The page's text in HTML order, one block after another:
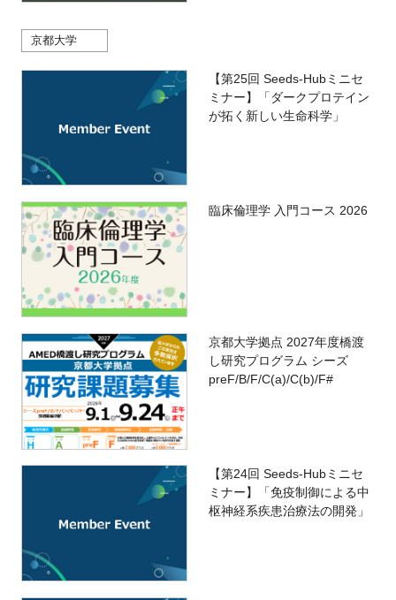
京都大学
【第25回 Seeds-Hubミニセ
ミナー】「ダークプロテイン
が拓く新しい生命科学」
臨床倫理学 入門コース 2026
京都大学拠点 2027年度橋渡
し研究プログラム シーズ
preF/B/F/C(a)/C(b)/F#
【第24回 Seeds-Hubミニセ
ミナー】「免疫制御による中
枢神経系疾患治療法の開発」